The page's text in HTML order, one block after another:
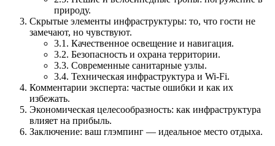
природу.
Скрытые элементы инфраструктуры: то, что гости не
замечают, но чувствуют.
3.1. Качественное освещение и навигация.
3.2. Безопасность и охрана территории.
3.3. Современные санитарные узлы.
3.4. Техническая инфраструктура и Wi-Fi.
Комментарии эксперта: частые ошибки и как их
избежать.
Экономическая целесообразность: как инфраструктура
влияет на прибыль.
Заключение: ваш глэмпинг — идеальное место отдыха.